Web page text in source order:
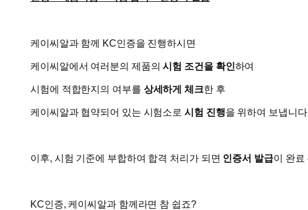
케이씨알과 함께 KC인증을 진행하시면
케이씨알에서 여러분의 제품의시험 조건을 확인하여
시험에 적합한지의 여부를 상세하게 체크한 후
케이씨알과 협약되어 있는 시험소로시험 진행을 위하여 보냅니
이후, 시험 기준에 부합하여 합격 처리가 되면 인증서 발급이 완료
KC인증, 케이씨알과 함께라면 참 쉽죠?